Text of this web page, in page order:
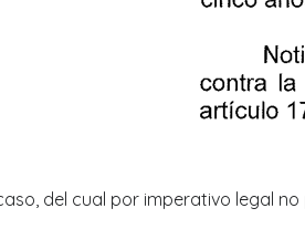
del cual por imperativo legal